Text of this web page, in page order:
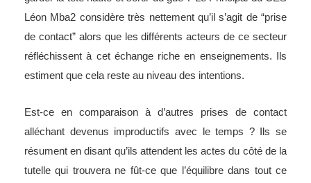
Léon Mba2 considère très nettement qu’il s’agit de “prise
de contact” alors que les différents acteurs de ce secteur
réfléchissent à cet échange riche en enseignements. Ils
estiment que cela reste au niveau des intentions.
Est-ce en comparaison à d’autres prises de contact
alléchant devenus improductifs avec le temps ? Ils se
résument en disant qu’ils attendent les actes du côté de la
tutelle qui trouvera ne fût-ce que l’équilibre dans tout ce